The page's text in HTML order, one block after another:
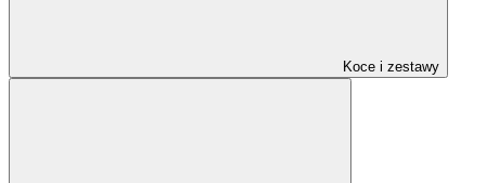
Koce i zestawy